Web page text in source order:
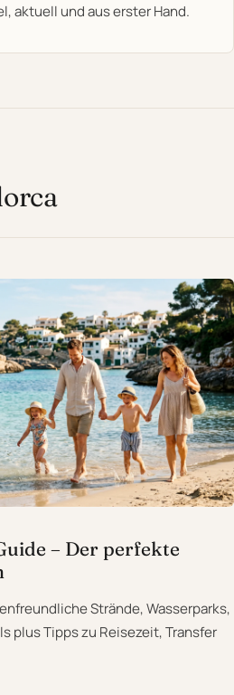
aktuell und aus erster Hand.
– Der perfekte
Strände, Wasserparks,
plus Tipps zu Reisezeit, Transfer